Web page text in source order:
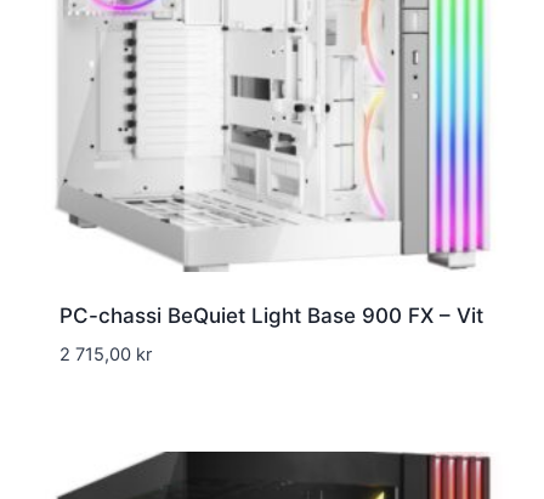
PC-chassi BeQuiet Light Base 900 FX – Vit
2 715,00 kr